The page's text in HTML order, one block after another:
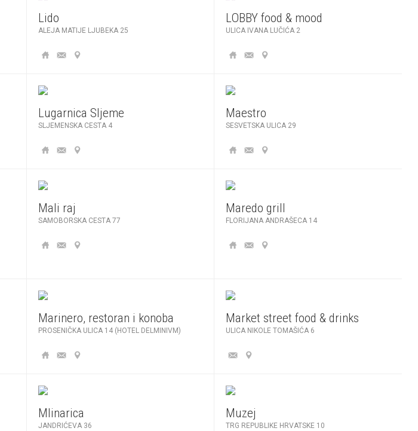
Lido
ALEJA MATIJE LJUBEKA 25
LOBBY food & mood
ULICA IVANA LUČIĆA 2
Lugarnica Sljeme
SLJEMENSKA CESTA 4
Maestro
SESVETSKA ULICA 29
Mali raj
SAMOBORSKA CESTA 77
Maredo grill
FLORIJANA ANDRAŠECA 14
Marinero, restoran i konoba
PROSENIČKA ULICA 14 (HOTEL DELMINIVM)
Market street food & drinks
ULICA NIKOLE TOMAŠIĆA 6
Mlinarica
JANDRIĆEVA 36
Muzej
TRG REPUBLIKE HRVATSKE 10